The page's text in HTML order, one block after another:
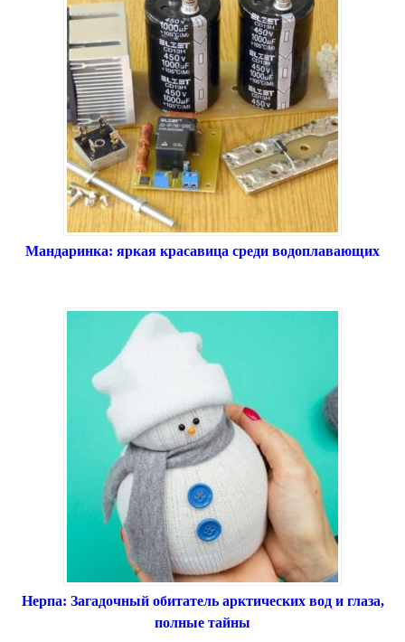
Мандаринка: яркая красавица среди водоплавающих
Нерпа: Загадочный обитатель арктических вод и глаза,
полные тайны